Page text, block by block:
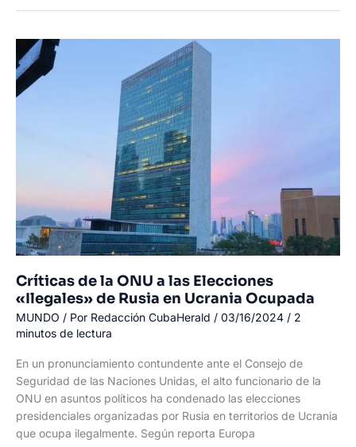
Tinduf
sigue
en
situación
Críticas de la ONU a las Elecciones
«Ilegales» de Rusia en Ucrania Ocupada
MUNDO / Por Redacción CubaHerald / 03/16/2024 / 2
minutos de lectura
En un pronunciamiento contundente ante el Consejo de
Seguridad de las Naciones Unidas, el alto funcionario de la
ONU en asuntos políticos ha condenado las elecciones
presidenciales organizadas por Rusia en territorios de Ucrania
que ocupa ilegalmente. Según reporta Europa